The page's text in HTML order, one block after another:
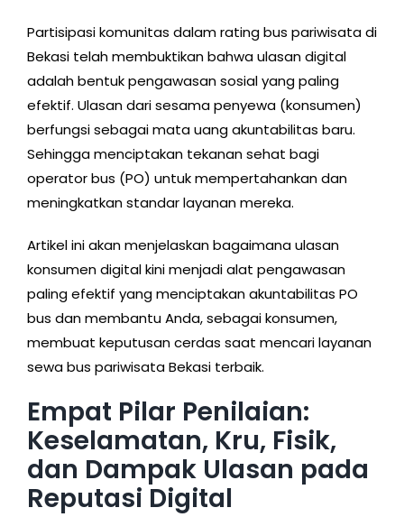
Partisipasi komunitas dalam rating bus pariwisata di
Bekasi telah membuktikan bahwa ulasan digital
adalah bentuk pengawasan sosial yang paling
efektif. Ulasan dari sesama penyewa (konsumen)
berfungsi sebagai mata uang akuntabilitas baru.
Sehingga menciptakan tekanan sehat bagi
operator bus (PO) untuk mempertahankan dan
meningkatkan standar layanan mereka.
Artikel ini akan menjelaskan bagaimana ulasan
konsumen digital kini menjadi alat pengawasan
paling efektif yang menciptakan akuntabilitas PO
bus dan membantu Anda, sebagai konsumen,
membuat keputusan cerdas saat mencari layanan
sewa bus pariwisata Bekasi terbaik.
Empat Pilar Penilaian:
Keselamatan, Kru, Fisik,
dan Dampak Ulasan pada
Reputasi Digital